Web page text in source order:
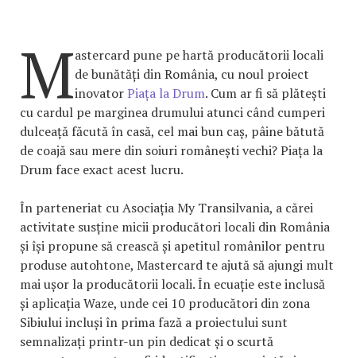
Mastercard pune pe hartă producătorii locali
de bunătăți din România, cu noul proiect
inovatorPiața la Drum. Cum ar fi să plătești
cu cardul pe marginea drumului atunci când cumperi
dulceață făcută în casă, cel mai bun caș, pâine bătută
de coajă sau mere din soiuri românești vechi? Piața la
Drum face exact acest lucru.
În parteneriat cu Asociația My Transilvania, a cărei
activitate susține micii producători locali din România
și își propune să crească și apetitul românilor pentru
produse autohtone, Mastercard te ajută să ajungi mult
mai ușor la producătorii locali. În ecuație este inclusă
și aplicația Waze, unde cei 10 producători din zona
Sibiului incluși în prima fază a proiectului sunt
semnalizați printr-un pin dedicat și o scurtă